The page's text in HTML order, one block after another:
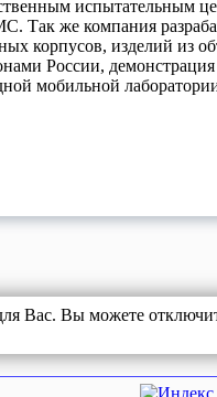
испытательным
же компания
корпусов, изделий
России,
мобильной
Вас. Вы можете